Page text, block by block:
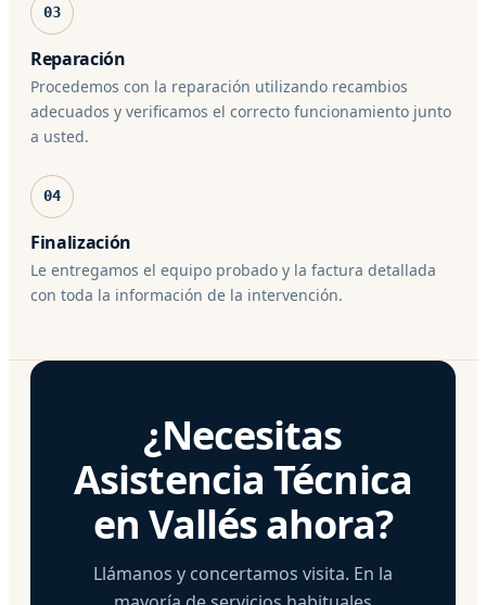
03
Reparación
Procedemos con la reparación utilizando recambios
adecuados y verificamos el correcto funcionamiento junto
a usted.
04
Finalización
Le entregamos el equipo probado y la factura detallada
con toda la información de la intervención.
¿Necesitas
Asistencia Técnica
en Vallés ahora?
Llámanos y concertamos visita. En la